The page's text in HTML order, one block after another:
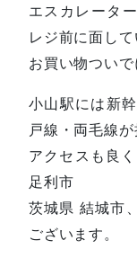
エスカレータ
レジ前に面して
お買い物ついで
小山駅には新
戸線・両毛線
アクセスも良
足利市
茨城県 結城市
ございます。